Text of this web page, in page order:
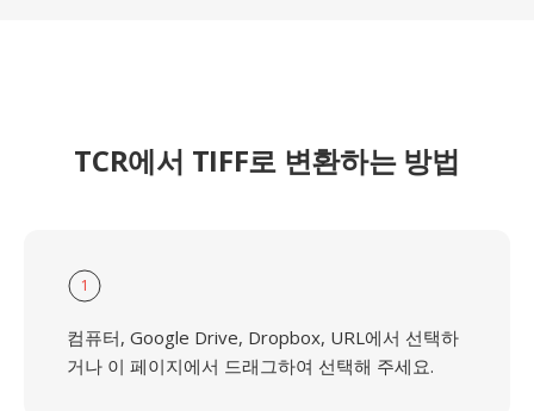
TCR에서 TIFF로 변환하는 방법
1
컴퓨터, Google Drive, Dropbox, URL에서 선택하
거나 이 페이지에서 드래그하여 선택해 주세요.